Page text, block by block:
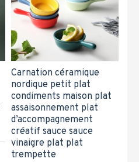
Carnation céramique
nordique petit plat
condiments maison plat
assaisonnement plat
d’accompagnement
créatif sauce sauce
vinaigre plat plat
trempette